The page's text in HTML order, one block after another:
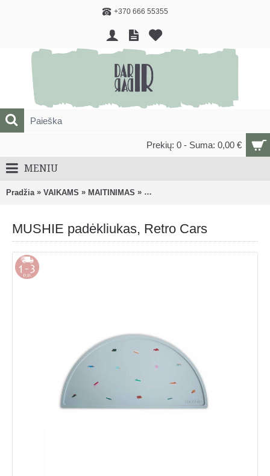
+370 666 55355
Prekių: 0 - Suma: 0,00 €
MENIU
Pradžia » VAIKAMS » MAITINIMAS » Vaikiški dubenėliai, lėkštės ir
MUSHIE padėkliukas, Retro Cars